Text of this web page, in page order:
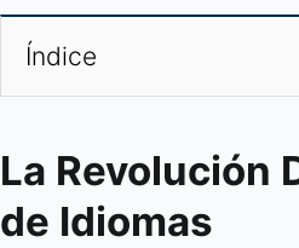
Índice
La Revolución
de Idiomas